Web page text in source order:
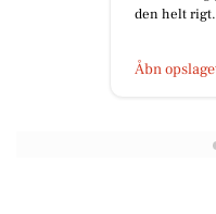
den helt
Åbn